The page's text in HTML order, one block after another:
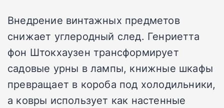
Внедрение винтажных предметов
снижает углеродный след. Генриетта
фон Штокхаузен трансформирует
садовые урны в лампы, книжные шкафы
превращает в короба под холодильники,
а ковры использует как настенные